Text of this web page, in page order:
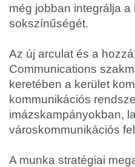
még jobban integrálja
sokszínűségét.
Az új arculat és a
Communications
keretében a kerület
kommunikációs
imázskampányokban,
városkommunikációs
A munka stratégiai